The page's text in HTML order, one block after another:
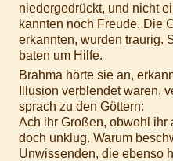
niedergedrückt, und nicht
kannten noch Freude. Die
erkannten, wurden traurig.
baten um Hilfe.
Brahma hörte sie an,
Illusion verblendet waren,
sprach zu den Göttern:
Ach ihr Großen, obwohl ihr
doch unklug. Warum
Unwissenden, die ebenso